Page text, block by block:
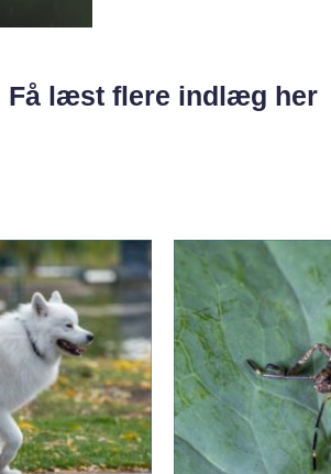
Få læst flere indlæg her